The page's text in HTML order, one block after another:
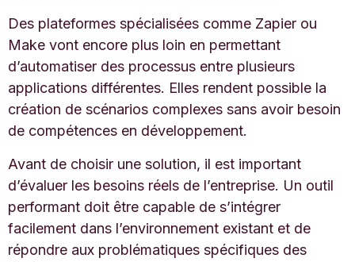
Des plateformes spécialisées comme Zapier ou
Make vont encore plus loin en permettant
d’automatiser des processus entre plusieurs
applications différentes. Elles rendent possible la
création de scénarios complexes sans avoir besoin
de compétences en développement.
Avant de choisir une solution, il est important
d’évaluer les besoins réels de l’entreprise. Un outil
performant doit être capable de s’intégrer
facilement dans l’environnement existant et de
répondre aux problématiques spécifiques des